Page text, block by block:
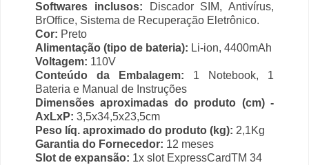
Softwares inclusos: Discador SIM, Antivírus,
BrOffice, Sistema de Recuperação Eletrônico.
Cor: Preto
Alimentação (tipo de bateria): Li-ion, 4400mAh
Voltagem: 110V
Conteúdo da Embalagem: 1 Notebook, 1
Bateria e Manual de Instruções
Dimensões aproximadas do produto (cm) -
AxLxP: 3,5x34,5x23,5cm
Peso líq. aproximado do produto (kg): 2,1Kg
Garantia do Fornecedor: 12 meses
Slot de expansão: 1x slot ExpressCardTM 34